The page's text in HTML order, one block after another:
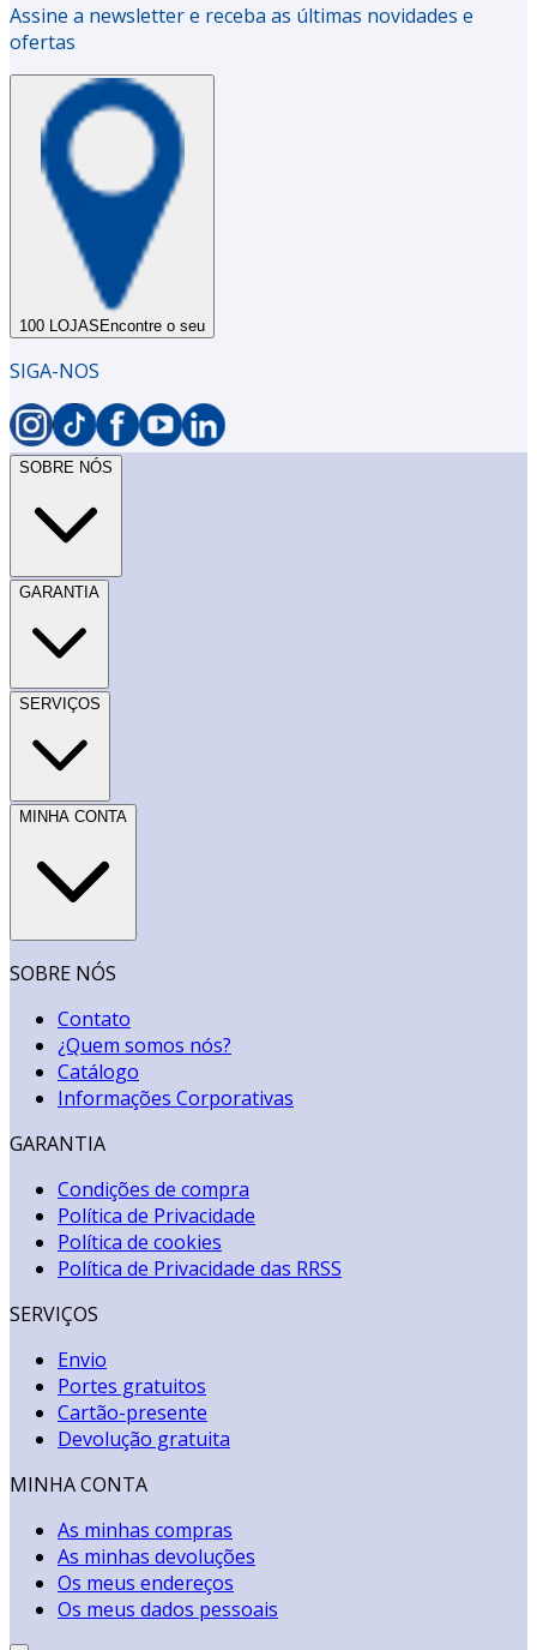
Assine a newsletter e receba as últimas novidades e
ofertas
100 LOJAS Encontre o seu
SIGA-NOS
SOBRE NÓS
GARANTIA
SERVIÇOS
MINHA CONTA
SOBRE NÓS
Contato
¿Quem somos nós?
Catálogo
Informações Corporativas
GARANTIA
Condições de compra
Política de Privacidade
Política de cookies
Política de Privacidade das RRSS
SERVIÇOS
Envio
Portes gratuitos
Cartão-presente
Devolução gratuita
MINHA CONTA
As minhas compras
As minhas devoluções
Os meus endereços
Os meus dados pessoais